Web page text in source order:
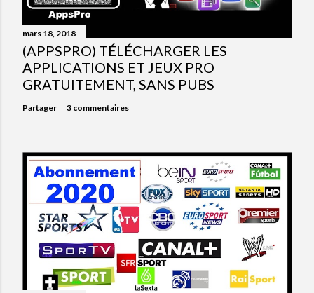
mars 18, 2018
(APPSPRO) TÉLÉCHARGER LES
APPLICATIONS ET JEUX PRO
GRATUITEMENT, SANS PUBS
Partager 3 commentaires